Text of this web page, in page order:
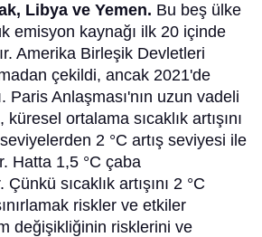
Libya ve Yemen. Bu beş ülke
emisyon kaynağı ilk 20 içinde
Amerika Birleşik Devletleri
çekildi, ancak 2021'de
Paris Anlaşması'nın uzun vadeli
küresel ortalama sıcaklık artışını
2 °C artış seviyesi ile
Hatta 1,5 °C çaba
Çünkü sıcaklık artışını 2 °C
riskler ve etkiler
değişikliğinin risklerini ve